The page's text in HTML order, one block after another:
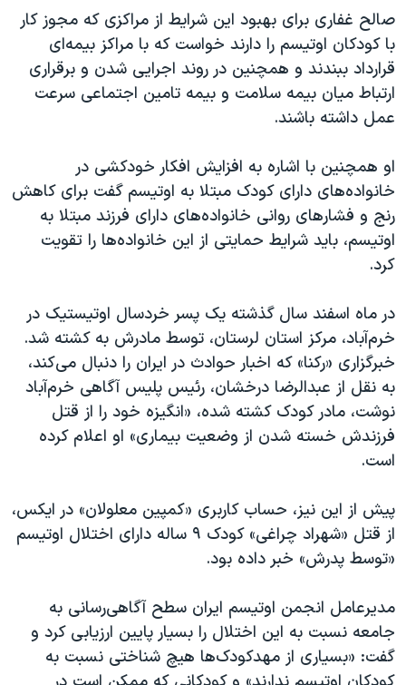
صالح غفاری برای بهبود این شرایط از مراکزی که مجوز کار
با کودکان اوتیسم را دارند خواست که با مراکز بیمه‌ای
قرارداد ببندند و همچنین در روند اجرایی شدن و برقراری
ارتباط میان بیمه سلامت و بیمه تامین اجتماعی سرعت
عمل داشته باشند.
او همچنین با اشاره به افزایش افکار خودکشی در
خانواده‌های دارای کودک مبتلا به اوتیسم گفت برای کاهش
رنج و فشار‌های روانی خانواده‌های دارای فرزند مبتلا به
اوتیسم، باید شرایط حمایتی از این خانواده‌ها را تقویت
کرد.
در ماه اسفند سال گذشته یک پسر خردسال اوتیستیک در
خرم‌آباد، مرکز استان لرستان، توسط مادرش به کشته شد.
خبرگزاری «رکنا» که اخبار حوادث در ایران را دنبال می‌کند،
به نقل از عبدالرضا درخشان، رئیس پلیس آگاهی خرم‌آباد
نوشت، مادر کودک کشته شده، «انگیزه خود را از قتل
فرزندش خسته شدن از وضعیت بیماری» او اعلام کرده
است.
پیش از این نیز، حساب کاربری «کمپین معلولان» در ایکس،
از قتل «شهراد چراغی» کودک ۹ ساله دارای اختلال اوتیسم
«توسط پدرش» خبر داده بود.
مدیرعامل انجمن اوتیسم ایران سطح آگاهی‌رسانی به
جامعه نسبت به این اختلال را بسیار پایین ارزیابی کرد و
گفت: «بسیاری از مهدکودک‌ها هیچ شناختی نسبت به